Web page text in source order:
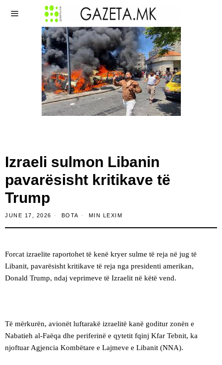
Izraeli sulmon Libanin
pavarësisht kritikave të
Trump
JUNE 17, 2026 BOTA MIN LEXIM
Forcat izraelite raportohet të kenë kryer sulme të reja në jug të
Libanit, pavarësisht kritikave të reja nga presidenti amerikan,
Donald Trump, ndaj veprimeve të Izraelit në këtë vend.
Të mërkurën, avionët luftarakë izraelitë kanë goditur zonën e
Nabatieh al-Faëqa dhe periferinë e qytetit fqinj Kfar Tebnit, ka
njoftuar Agjencia Kombëtare e Lajmeve e Libanit (NNA).